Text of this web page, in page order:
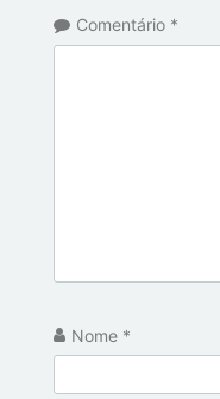
Comentário *
Nome *